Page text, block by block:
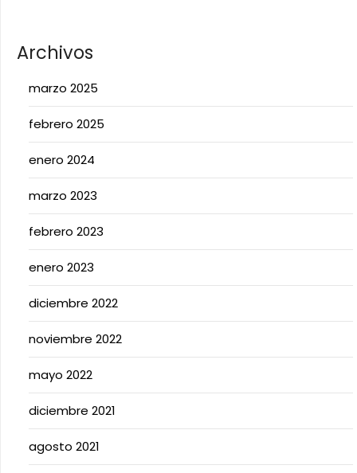
Archivos
marzo 2025
febrero 2025
enero 2024
marzo 2023
febrero 2023
enero 2023
diciembre 2022
noviembre 2022
mayo 2022
diciembre 2021
agosto 2021